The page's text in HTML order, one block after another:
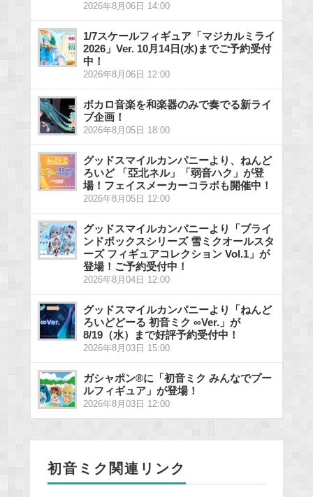
2026年8月06日 14:00
1/7スケールフィギュア「マジカルミライ
2026」Ver. 10月14日(水)までご予約受付
中！
2026年8月06日 12:00
ボカロ音楽を和楽器のみで奏でる新ライ
ブ企画！
2026年8月05日 18:00
グッドスマイルカンパニーより、ねんど
ろいど 「亞北ネル」「弱音ハク」が登
場！フェイスメーカーコラボも開催中！
2026年8月05日 12:00
グッドスマイルカンパニーより「ブライ
ンドボックスシリーズ 雪ミクオールスタ
ーズ フィギュアコレクション Vol.1」が
登場！ご予約受付中！
2026年8月04日 12:00
グッドスマイルカンパニーより「ねんど
ろいどどーる 初音ミク ∞Ver.」が
8/19（水）まで好評予約受付中！
2026年8月03日 15:00
ガシャポン®に「初音ミク みんなでプー
ルフィギュア」が登場！
2026年8月03日 12:00
初音ミク関連リンク